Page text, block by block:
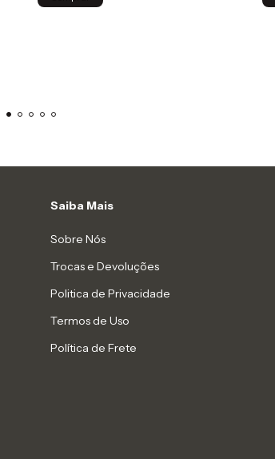
Saiba Mais
Sobre Nós
Trocas e Devoluções
Politica de Privacidade
Termos de Uso
Política de Frete